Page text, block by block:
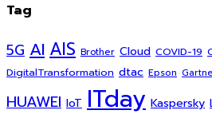
Tag
5G AIAIS Brother Cloud COVID-19
DigitalTransformation dtac Epson
HUAWEI IoT ITday Kaspersky